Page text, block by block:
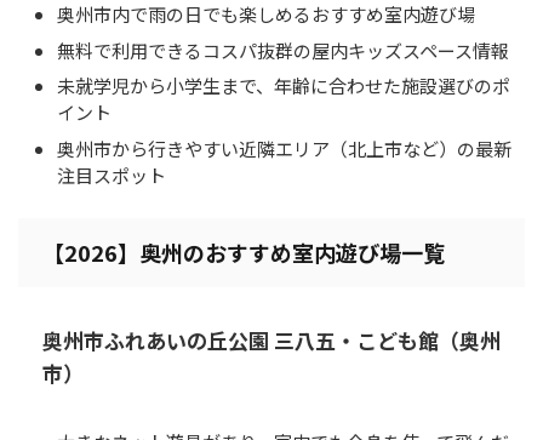
奥州市内で雨の日でも楽しめるおすすめ室内遊び場
無料で利用できるコスパ抜群の屋内キッズスペース情報
未就学児から小学生まで、年齢に合わせた施設選びのポ
イント
奥州市から行きやすい近隣エリア（北上市など）の最新
注目スポット
【2026】奥州のおすすめ室内遊び場一覧
奥州市ふれあいの丘公園 三八五・こども館（奥州
市）